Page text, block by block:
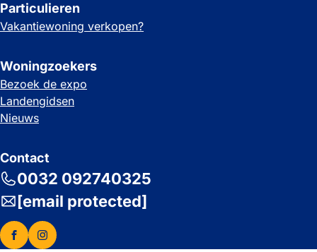
Particulieren
Vakantiewoning verkopen?
Woningzoekers
Bezoek de expo
Landengidsen
Nieuws
Contact
0032 092740325
[email protected]